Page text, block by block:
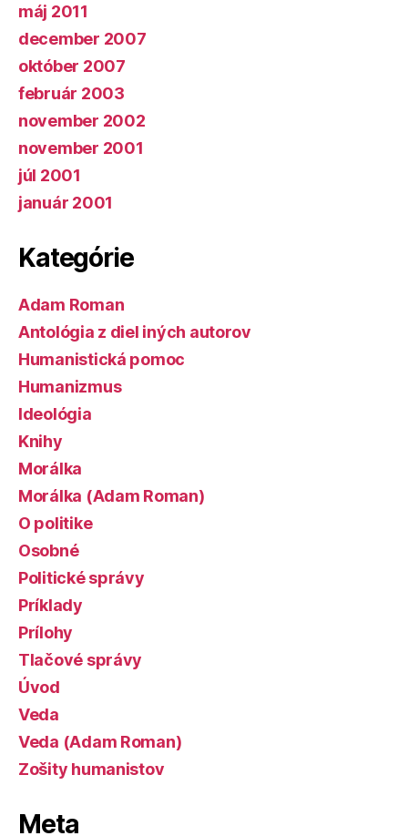
máj 2011
december 2007
október 2007
február 2003
november 2002
november 2001
júl 2001
január 2001
Kategórie
Adam Roman
Antológia z diel iných autorov
Humanistická pomoc
Humanizmus
Ideológia
Knihy
Morálka
Morálka (Adam Roman)
O politike
Osobné
Politické správy
Príklady
Prílohy
Tlačové správy
Úvod
Veda
Veda (Adam Roman)
Zošity humanistov
Meta